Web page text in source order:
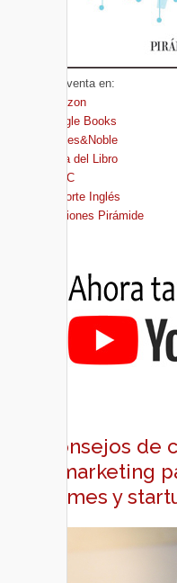
A la venta en:
Amazon
Google Books
Barnes&Noble
Casa del Libro
FNAC
El Corte Inglés
Ediciones Pirámide
Consejos de
y marketing
pymes y